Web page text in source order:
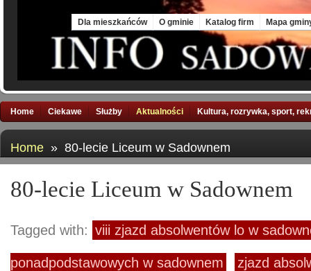
Dla mieszkańców O gminie Katalog firm Mapa
Home Ciekawe Służby Aktualności Kultura, rozrywka, sport,
Home » 80-lecie Liceum w Sadownem
80-lecie Liceum w Sadownem
Tagged with: viii zjazd absolwentów lo w
ponadpodstawowych w sadownem zjazd